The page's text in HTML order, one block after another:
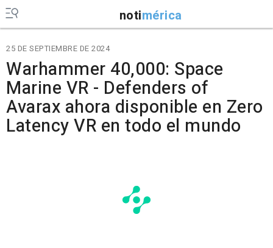
notimérica
25 DE SEPTIEMBRE DE 2024
Warhammer 40,000: Space
Marine VR - Defenders of
Avarax ahora disponible en Zero
Latency VR en todo el mundo